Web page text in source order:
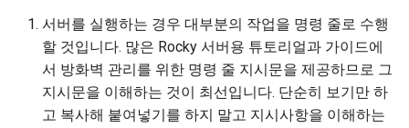
서버를 실행하는 경우 대부분의 작업을 명령 줄로 수행
할 것입니다. 많은 Rocky 서버용 튜토리얼과 가이드에
서 방화벽 관리를 위한 명령 줄 지시문을 제공하므로 그
지시문을 이해하는 것이 최선입니다. 단순히 보기만 하
고 복사해 붙여넣기를 하지 말고 지시사항을 이해하는